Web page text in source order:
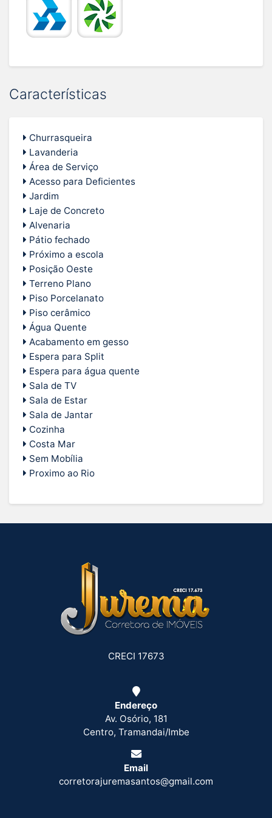
Características
Churrasqueira
Lavanderia
Área de Serviço
Acesso para Deficientes
Jardim
Laje de Concreto
Alvenaria
Pátio fechado
Próximo a escola
Posição Oeste
Terreno Plano
Piso Porcelanato
Piso cerâmico
Água Quente
Acabamento em gesso
Espera para Split
Espera para água quente
Sala de TV
Sala de Estar
Sala de Jantar
Cozinha
Costa Mar
Sem Mobília
Proximo ao Rio
CRECI 17673
Endereço
Av. Osório, 181
Centro, Tramandai/Imbe
Email
corretorajuremasantos@gmail.com